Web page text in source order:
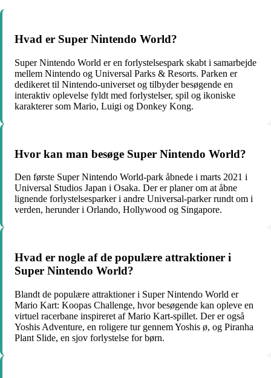
Hvad er Super Nintendo World?
Super Nintendo World er en forlystelsespark skabt i samarbejde
mellem Nintendo og Universal Parks & Resorts. Parken er
dedikeret til Nintendo-universet og tilbyder besøgende en
interaktiv oplevelse fyldt med forlystelser, spil og ikoniske
karakterer som Mario, Luigi og Donkey Kong.
Hvor kan man besøge Super Nintendo World?
Den første Super Nintendo World-park åbnede i marts 2021 i
Universal Studios Japan i Osaka. Der er planer om at åbne
lignende forlystelsesparker i andre Universal-parker rundt om i
verden, herunder i Orlando, Hollywood og Singapore.
Hvad er nogle af de populære attraktioner i
Super Nintendo World?
Blandt de populære attraktioner i Super Nintendo World er
Mario Kart: Koopas Challenge, hvor besøgende kan opleve en
virtuel racerbane inspireret af Mario Kart-spillet. Der er også
Yoshis Adventure, en roligere tur gennem Yoshis ø, og Piranha
Plant Slide, en sjov forlystelse for børn.